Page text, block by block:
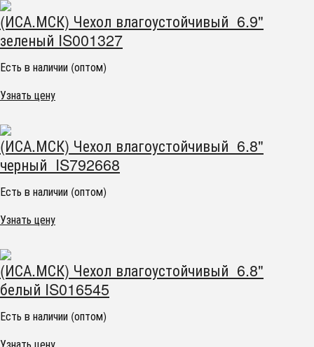
(ИСА.МСК) Чехол влагоустойчивый 6.9"
зеленый IS001327
Есть в наличии (оптом)
Узнать цену
(ИСА.МСК) Чехол влагоустойчивый 6.8"
черный IS792668
Есть в наличии (оптом)
Узнать цену
(ИСА.МСК) Чехол влагоустойчивый 6.8"
белый IS016545
Есть в наличии (оптом)